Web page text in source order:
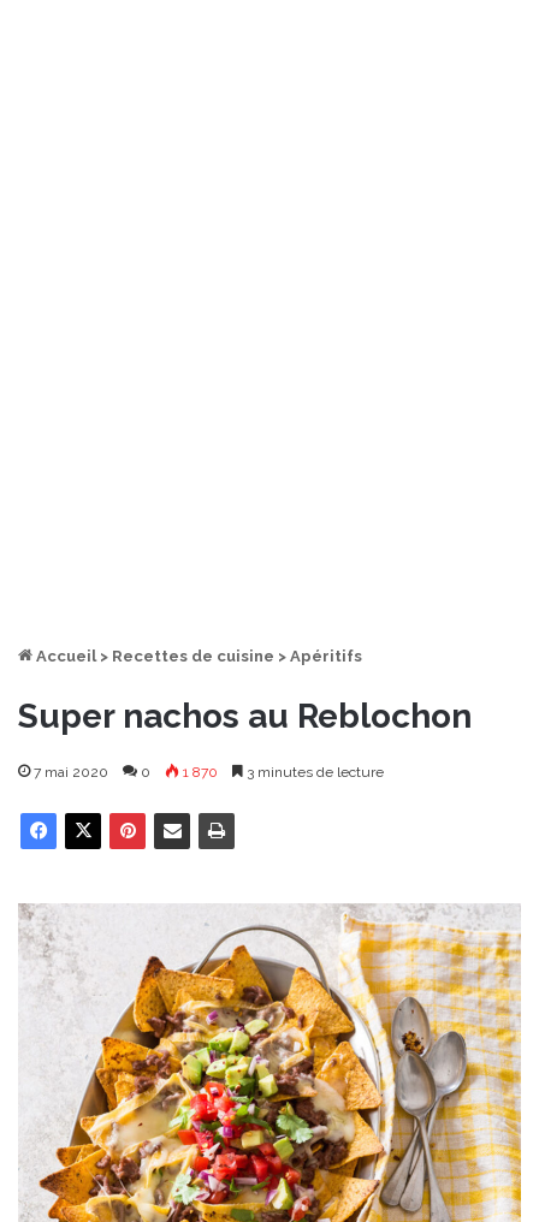
Accueil > Recettes de cuisine > Apéritifs
Super nachos au Reblochon
7 mai 2020 0 1 870 3 minutes de lecture